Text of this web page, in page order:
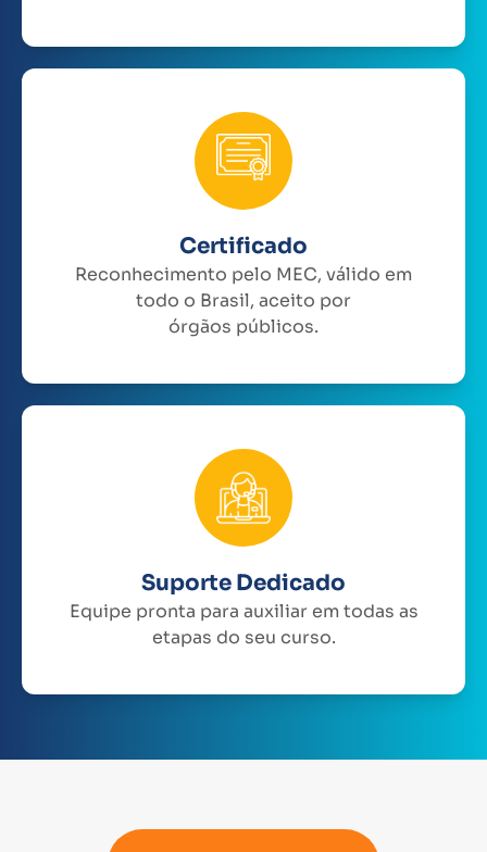
Certificado
Reconhecimento pelo MEC, válido em
todo o Brasil, aceito por
órgãos públicos.
Suporte Dedicado
Equipe pronta para auxiliar em todas as
etapas do seu curso.